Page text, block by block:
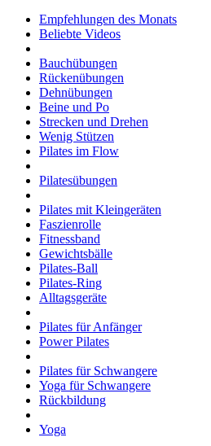
Empfehlungen des Monats
Beliebte Videos
Bauchübungen
Rückenübungen
Dehnübungen
Beine und Po
Strecken und Drehen
Wenig Stützen
Pilates im Flow
Pilatesübungen
Pilates mit Kleingeräten
Faszienrolle
Fitnessband
Gewichtsbälle
Pilates-Ball
Pilates-Ring
Alltagsgeräte
Pilates für Anfänger
Power Pilates
Pilates für Schwangere
Yoga für Schwangere
Rückbildung
Yoga